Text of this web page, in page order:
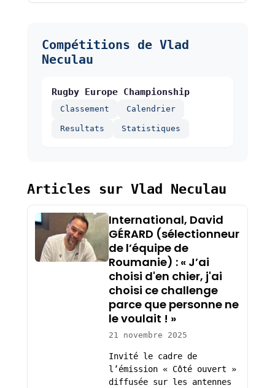
Compétitions de Vlad
Neculau
Rugby Europe Championship
Classement Calendrier
Resultats Statistiques
Articles sur Vlad Neculau
International, David
GÉRARD (sélectionneur
de l’équipe de
Roumanie) : « J’ai
choisi d'en chier, j'ai
choisi ce challenge
parce que personne ne
le voulait ! »
21 novembre 2025
Invité le cadre de
l’émission « Côté ouvert »
diffusée sur les antennes